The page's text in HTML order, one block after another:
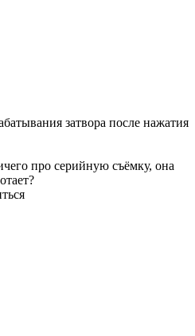
затвора после нажатия
про серийную съёмку, она